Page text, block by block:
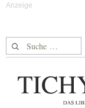
Suche nach: